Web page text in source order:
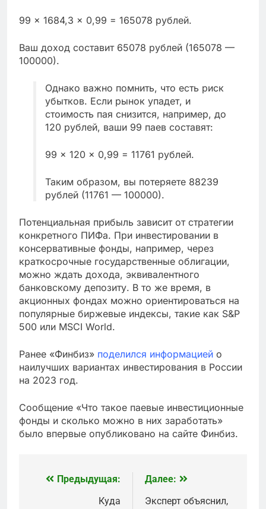
99 × 1684,3 × 0,99 = 165078 рублей.
Ваш доход составит 65078 рублей (165078 —
100000).
Однако важно помнить, что есть риск
убытков. Если рынок упадет, и
стоимость пая снизится, например, до
120 рублей, ваши 99 паев составят:
99 × 120 × 0,99 = 11761 рублей.
Таким образом, вы потеряете 88239
рублей (11761 — 100000).
Потенциальная прибыль зависит от стратегии
конкретного ПИФа. При инвестировании в
консервативные фонды, например, через
краткосрочные государственные облигации,
можно ждать дохода, эквивалентного
банковскому депозиту. В то же время, в
акционных фондах можно ориентироваться на
популярные биржевые индексы, такие как S&P
500 или MSCI World.
Ранее «Финбиз» поделился информацией о
наилучших вариантах инвестирования в России
на 2023 год.
Сообщение «Что такое паевые инвестиционные
фонды и сколько можно в них заработать»
было впервые опубликовано на сайте Финбиз.
Навигация
Предыдущая:
Куда
Далее:
Эксперт объяснил,